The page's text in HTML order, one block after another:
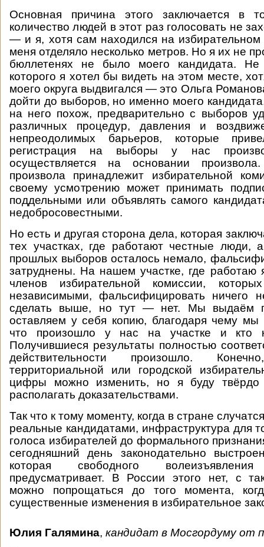
Основная причина этого заключается в
количество людей в этот раз голосовать не
— и я, хотя сам находился на избирательном
меня отделяло несколько метров. Но я их не
бюллетенях не было моего кандидата. Не
которого я хотел бы видеть на этом месте,
моего округа выдвигался — это Ольга
дойти до выборов, но именно моего
на него похож, предварительно с выборов
различных процедур, давления и
непреодолимых барьеров, которые
регистрация на выборы у нас
осуществляется на основании
произвола принадлежит избирательной
своему усмотрению может принимать
поддельными или объявлять самого
недобросовестными.
Но есть и другая сторона дела, которая
тех участках, где работают честные люди,
прошлых выборов осталось немало,
затруднены. На нашем участке, где работаю
членов избирательной комиссии,
независимыми, фальсифицировать ничего
сделать выше, но тут — нет. Мы выдаём
оставляем у себя копию, благодаря чему мы
что произошло у нас на участке и кто
Получившиеся результаты полностью
действительности произошло.
территориальной или городской
цифры можно изменить, но я буду
располагать доказательствами.
Так что к тому моменту, когда в стране
реальные кандидатами, инфраструктура для
голоса избирателей до формального
сегодняшний день законодательно
которая свободного
предусматривает. В России этого нет, с
можно попрощаться до того момента,
существенные изменения в избирательное
Юлия Галямина, кандидат в Мосгордуму от